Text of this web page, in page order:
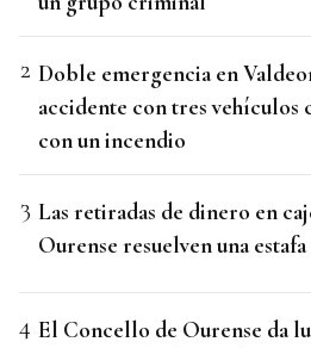
Doble emergencia en
accidente con tres vehículos
con un incendio
Las retiradas de dinero en
Ourense resuelven una
El Concello de Ourense da